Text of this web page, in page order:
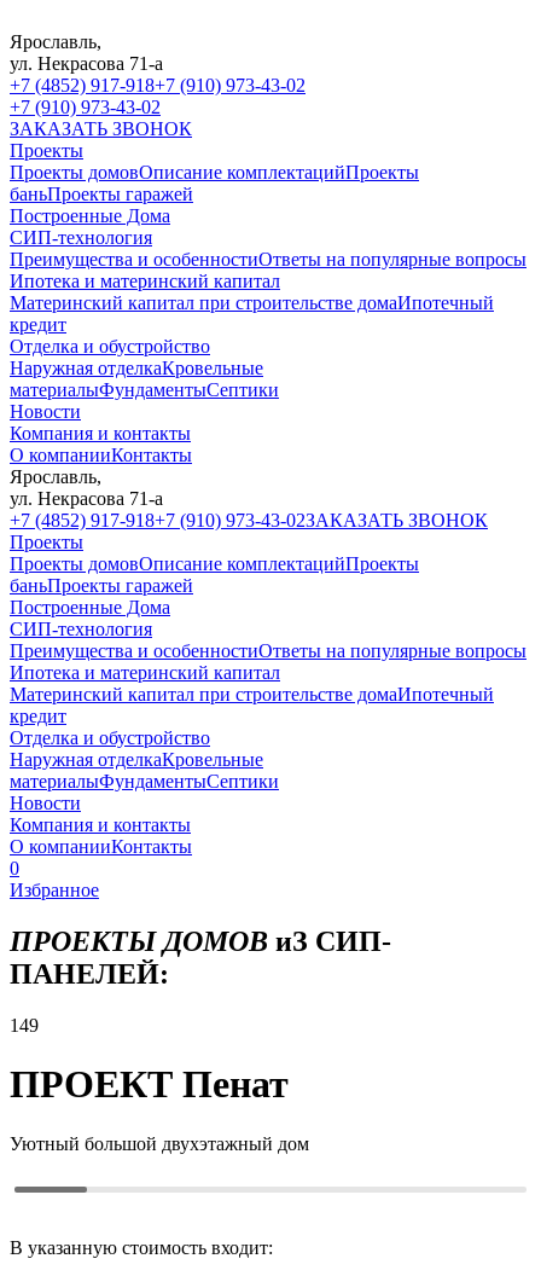
Ярославль,
ул. Некрасова 71-а
+7 (4852) 917-918+7 (910) 973-43-02
+7 (910) 973-43-02
ЗАКАЗАТЬ ЗВОНОК
Проекты
Проекты домовОписание комплектацийПроекты
баньПроекты гаражей
Построенные Дома
СИП-технология
Преимущества и особенностиОтветы на популярные вопросы
Ипотека и материнский капитал
Материнский капитал при строительстве домаИпотечный
кредит
Отделка и обустройство
Наружная отделкаКровельные
материалыФундаментыСептики
Новости
Компания и контакты
О компанииКонтакты
Ярославль,
ул. Некрасова 71-а
+7 (4852) 917-918+7 (910) 973-43-02ЗАКАЗАТЬ ЗВОНОК
Проекты
Проекты домовОписание комплектацийПроекты
баньПроекты гаражей
Построенные Дома
СИП-технология
Преимущества и особенностиОтветы на популярные вопросы
Ипотека и материнский капитал
Материнский капитал при строительстве домаИпотечный
кредит
Отделка и обустройство
Наружная отделкаКровельные
материалыФундаментыСептики
Новости
Компания и контакты
О компанииКонтакты
0
Избранное
ПРОЕКТЫ ДОМОВ иЗ СИП-
ПАНЕЛЕЙ:
149
ПРОЕКТ Пенат
Уютный большой двухэтажный дом
В указанную стоимость входит: